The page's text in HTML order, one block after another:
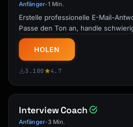
Anfänger•1 Min.
Erstelle professionelle E-Mail-
Passe den Ton an, handle
pflege Beziehungen während du …
HOLEN
3.100 4.7
Interview Coach
Anfänger•3 Min.